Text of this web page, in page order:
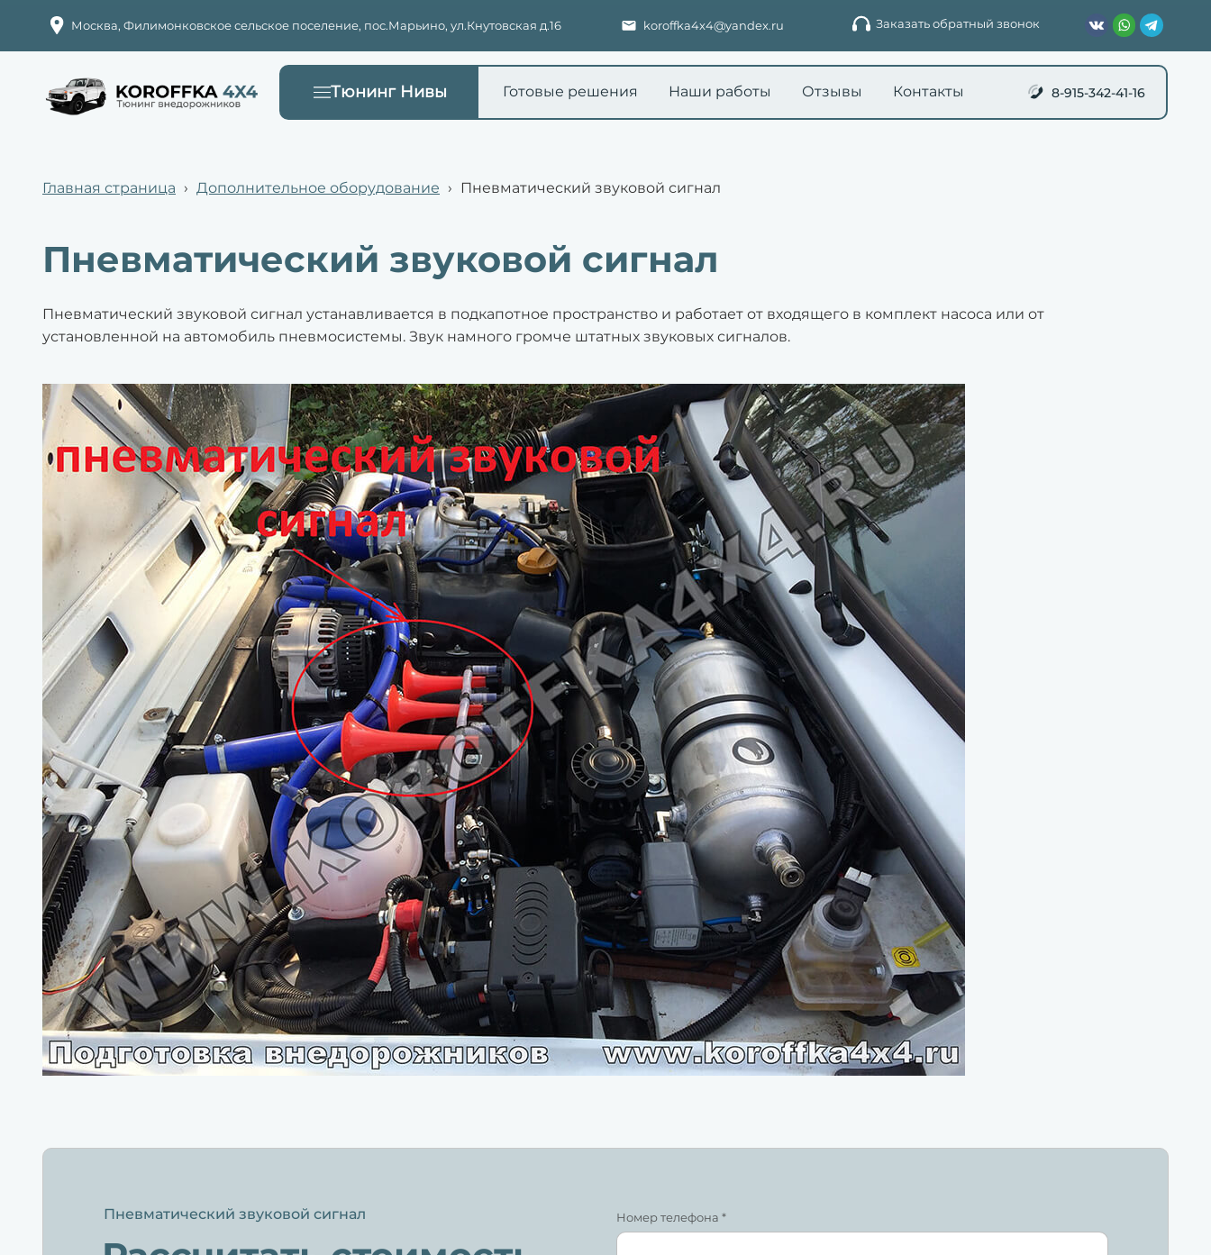
Москва, Филимонковское сельское поселение, пос.Марьино, ул.Кнутовская д.16 koroffka4x4@yandex.ru Заказать обратный звонок
Тюнинг Нивы Готовые решения Наши работы Отзывы Контакты 8-915-342-41-16
Главная страница › Дополнительное оборудование › Пневматический звуковой сигнал
Пневматический звуковой сигнал
Пневматический звуковой сигнал устанавливается в подкапотное пространство и работает от входящего в комплект насоса или от
установленной на автомобиль пневмосистемы. Звук намного громче штатных звуковых сигналов.
Пневматический звуковой сигнал Номер телефона *